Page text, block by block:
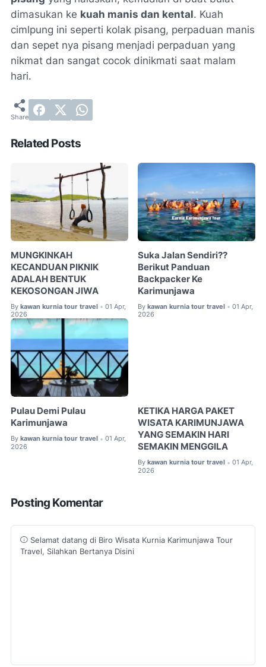
dimasukan ke kuah manis dan kental. Kuah
cimlpung ini seperti kolak pisang, perpaduan manis
dan sepet nya pisang menjadi perpaduan yang
nikmat dan sangat cocok dinikmati saat malam
hari.
Related Posts
MUNGKINKAH
KECANDUAN PIKNIK
ADALAH BENTUK
KEKOSONGAN JIWA
By kawan kurnia tour travel • 01 Apr,
2026
Suka Jalan Sendiri??
Berikut Panduan
Backpacker Ke
Karimunjawa
By kawan kurnia tour travel • 01 Apr,
2026
Pulau Demi Pulau
Karimunjawa
By kawan kurnia tour travel • 01 Apr,
2026
KETIKA HARGA PAKET
WISATA KARIMUNJAWA
YANG SEMAKIN HARI
SEMAKIN MENGGILA
By kawan kurnia tour travel • 01 Apr,
2026
Posting Komentar
Selamat datang di Biro Wisata Kurnia Karimunjawa Tour
Travel, Silahkan Bertanya Disini